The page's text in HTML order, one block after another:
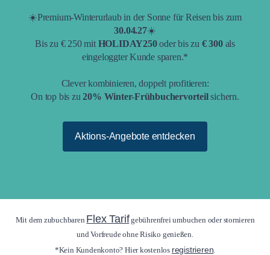
☀️Premium-Winterurlaub in der Sonne für Reisen bis zum
30.04.27☀️
Bis zu € 250 mit HOLIDAY250oder bis zu € 300 als
eingeloggter Kunde sparen.*
Clever kombinieren, doppelt profitieren:
On top bis zu20% Winter-Frühbuchervorteilsichern.
Aktions-Angebote entdecken
Mit dem zubuchbaren Flex Tarifgebührenfrei umbuchen oder stornieren
und Vorfreude ohne Risiko genießen.
*Kein Kundenkonto? Hier kostenlos registrieren.